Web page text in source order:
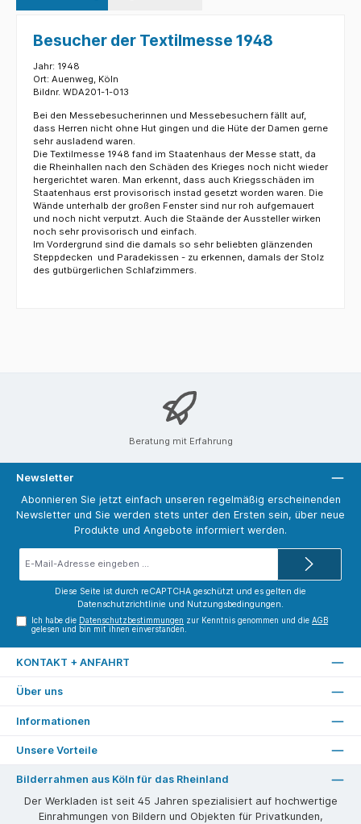
Besucher der Textilmesse 1948
Jahr: 1948
Ort: Auenweg, Köln
Bildnr. WDA201-1-013
Bei den Messebesucherinnen und Messebesuchern fällt auf,
dass Herren nicht ohne Hut gingen und die Hüte der Damen gerne
sehr ausladend waren.
Die Textilmesse 1948 fand im Staatenhaus der Messe statt, da
die Rheinhallen nach den Schäden des Krieges noch nicht wieder
hergerichtet waren. Man erkennt, dass auch Kriegsschäden im
Staatenhaus erst provisorisch instad gesetzt worden waren. Die
Wände unterhalb der großen Fenster sind nur roh aufgemauert
und noch nicht verputzt. Auch die Staände der Aussteller wirken
noch sehr provisorisch und einfach.
Im Vordergrund sind die damals so sehr beliebten glänzenden
Steppdecken und Paradekissen - zu erkennen, damals der Stolz
des gutbürgerlichen Schlafzimmers.
Beratung mit Erfahrung
Newsletter
Abonnieren Sie jetzt einfach unseren regelmäßig erscheinenden
Newsletter und Sie werden stets unter den Ersten sein, über neue
Produkte und Angebote informiert werden.
Diese Seite ist durch reCAPTCHA geschützt und es gelten die
Datenschutzrichtlinie und Nutzungsbedingungen.
Ich habe die Datenschutzbestimmungen zur Kenntnis genommen und dieAGB
gelesen und bin mit ihnen einverstanden.
KONTAKT + ANFAHRT
Über uns
Informationen
Unsere Vorteile
Bilderrahmen aus Köln für das Rheinland
Der Werkladen ist seit 45 Jahren spezialisiert auf hochwertige
Einrahmungen von Bildern und Objekten für Privatkunden,